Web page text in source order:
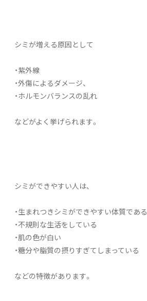
シミが増える原因として
・紫外線
・外傷によるダメージ、
・ホルモンバランスの乱れ
などがよく挙げられます。
シミができやすい人は、
・生まれつきシミができやすい体質である
・不規則な生活をしている
・肌の色が白い
・糖分や脂質の摂りすぎてしまっている
などの特徴があります。